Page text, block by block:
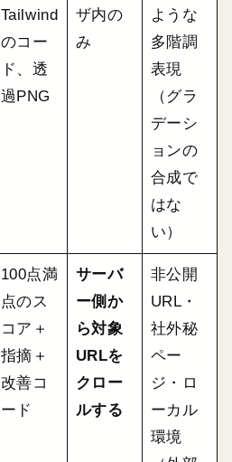
Tailwind
のコー
ド、透
過PNG
ザ内の
み
ような
多階調
表現
（グラ
デーシ
ョンの
合成で
はな
い）
100点満
点のス
コア＋
指摘＋
改善コ
ード
サーバ
ー側か
ら対象
URLを
クロー
ルする
非公開
URL・
社外秘
ペー
ジ・ロ
ーカル
環境